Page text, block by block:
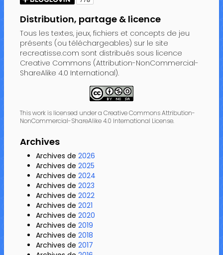
Distribution, partage & licence
Tous les textes, jeux, fichiers et concepts de jeu
présents (ou téléchargeables) sur le site
recreatisse.com sont distribués sous licence
Creative Commons (Attribution-NonCommercial-
ShareAlike 4.0 International).
This work is licensed under a Creative Commons Attribution-
NonCommercial-ShareAlike 4.0 International License.
Archives
Archives de 2026
Archives de 2025
Archives de 2024
Archives de 2023
Archives de 2022
Archives de 2021
Archives de 2020
Archives de 2019
Archives de 2018
Archives de 2017